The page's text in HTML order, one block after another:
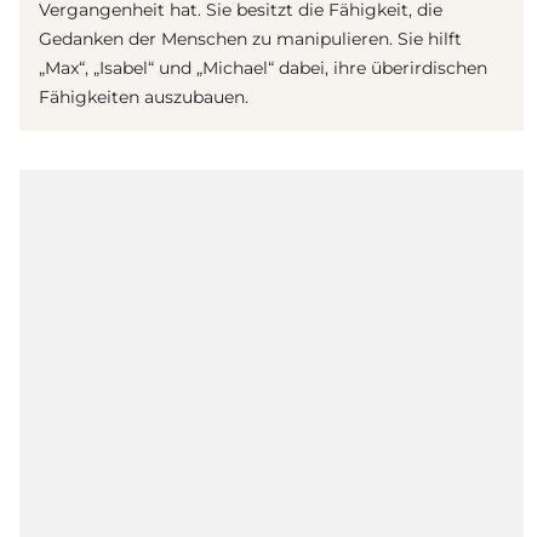
Vergangenheit hat. Sie besitzt die Fähigkeit, die
Gedanken der Menschen zu manipulieren. Sie hilft
„Max“, „Isabel“ und „Michael“ dabei, ihre überirdischen
Fähigkeiten auszubauen.